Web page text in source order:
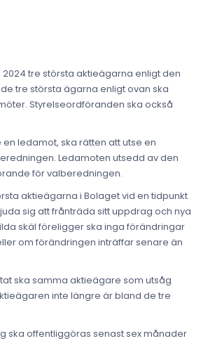
tre största aktieägarna enligt den
tre största ägarna enligt ovan ska
Styrelseordföranden ska också
ledamot, ska rätten att utse en
Ledamoten utsedd av den
för valberedningen.
aktieägarna i Bolaget vid en tidpunkt
sig att frånträda sitt uppdrag och nya
skäl föreligger ska inga förändringar
om förändringen inträffar senare än
ska samma aktieägare som utsåg
inte längre är bland de tre
ska offentliggöras senast sex månader